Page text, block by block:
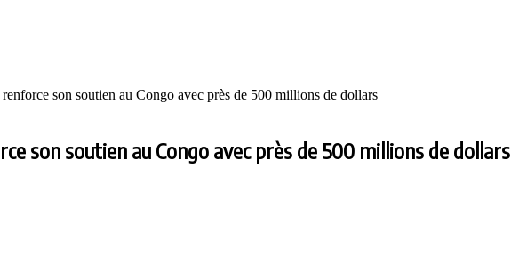
son soutien au Congo avec près de 500 millions de dollars
son soutien au Congo avec près de 500 millions de dollars